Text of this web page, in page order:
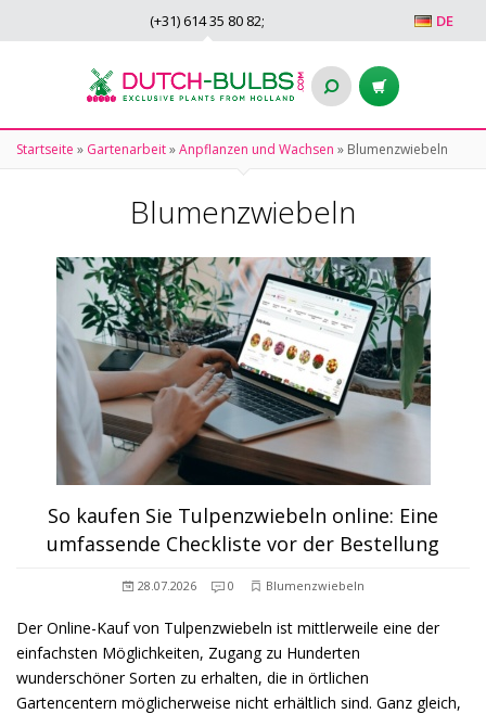
DE
(+31) 614 35 80 82;
Startseite » Gartenarbeit»Anpflanzen und Wachsen » Blumenzwiebeln
Blumenzwiebeln
So kaufen Sie Tulpenzwiebeln online: Eine
umfassende Checkliste vor der Bestellung
28.07.2026 0 Blumenzwiebeln
Der Online-Kauf von Tulpenzwiebeln ist mittlerweile eine der
einfachsten Möglichkeiten, Zugang zu Hunderten
wunderschöner Sorten zu erhalten, die in örtlichen
Gartencentern möglicherweise nicht erhältlich sind. Ganz gleich,